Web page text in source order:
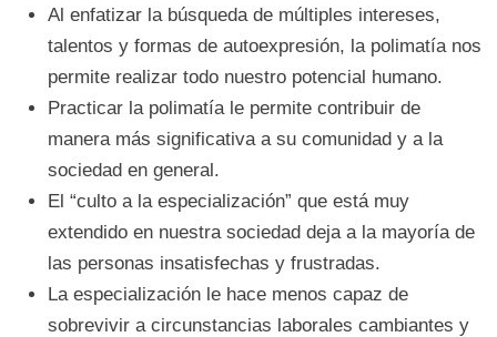
Al enfatizar la búsqueda de múltiples intereses,
talentos y formas de autoexpresión, la polimatía nos
permite realizar todo nuestro potencial humano.
Practicar la polimatía le permite contribuir de
manera más significativa a su comunidad y a la
sociedad en general.
El “culto a la especialización” que está muy
extendido en nuestra sociedad deja a la mayoría de
las personas insatisfechas y frustradas.
La especialización le hace menos capaz de
sobrevivir a circunstancias laborales cambiantes y